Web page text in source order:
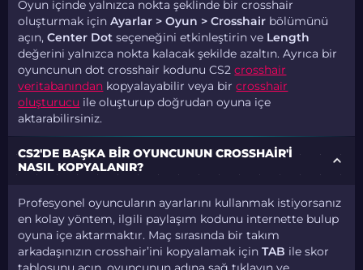
Oyun içinde yalnızca nokta şeklinde bir crosshair
oluşturmak içinAyarlar > Oyun > Crosshair bölümünü
açın,Center Dot seçeneğini etkinleştirin ve Length
değerini yalnızca nokta kalacak şekilde azaltın. Ayrıca bir
oyuncunun dot crosshair kodunu CS2crosshair
veritabanından kopyalayabilir veya bircrosshair
oluşturucu ile oluşturup doğrudan oyuna içe
aktarabilirsiniz.
CS2'DE BAŞKA BIR OYUNCUNUN CROSSHAIR'I
NASIL KOPYALANIR?
Profesyonel oyuncuların ayarlarını kullanmak istiyorsanız
en kolay yöntem, ilgili paylaşım kodunu internette bulup
oyuna içe aktarmaktır. Maç sırasında bir takım
arkadaşınızın crosshair’ini kopyalamak içinTAB ile skor